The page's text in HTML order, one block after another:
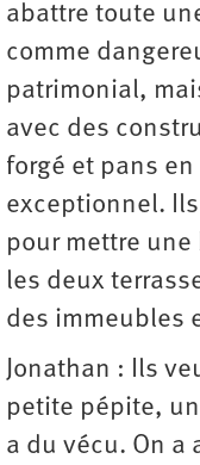
abattre toute
comme
patrimonial,
avec des
forgé et pans
exceptionnel.
pour mettre
les deux
des immeubles
Jonathan : Ils
petite pépite,
a du vécu. On a